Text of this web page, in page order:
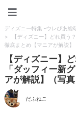
ディズニー特集 -ウレぴあ総
>
【ディズニー】どれ買
徹底まとめ【マニアが解説】
【ディズニー】
「ダッフィー新
アが解説】（写
だふねこ